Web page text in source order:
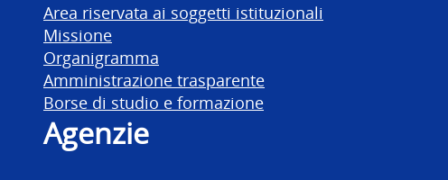
Area riservata ai soggetti istituzionali
Missione
Organigramma
Amministrazione trasparente
Borse di studio e formazione
Agenzie